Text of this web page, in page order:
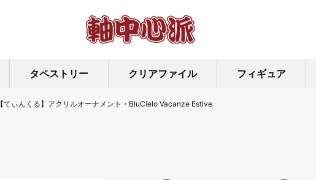
タペストリー クリアファイル フィギュア
【てぃんくる】アクリルオーナメント・BluCielo Vacanze Estive